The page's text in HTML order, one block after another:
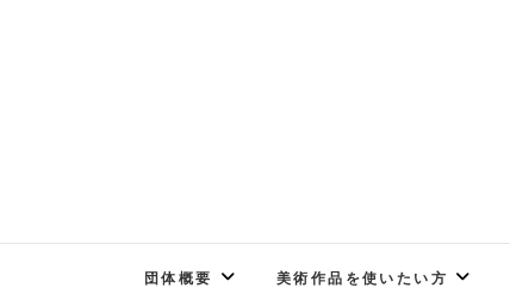
団体概要 美術作品を使いたい方